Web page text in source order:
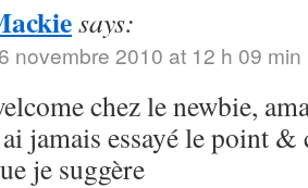
says:
novembre 2010 at 12 h 09 min
chez le newbie,
jamais essayé le point
je suggère